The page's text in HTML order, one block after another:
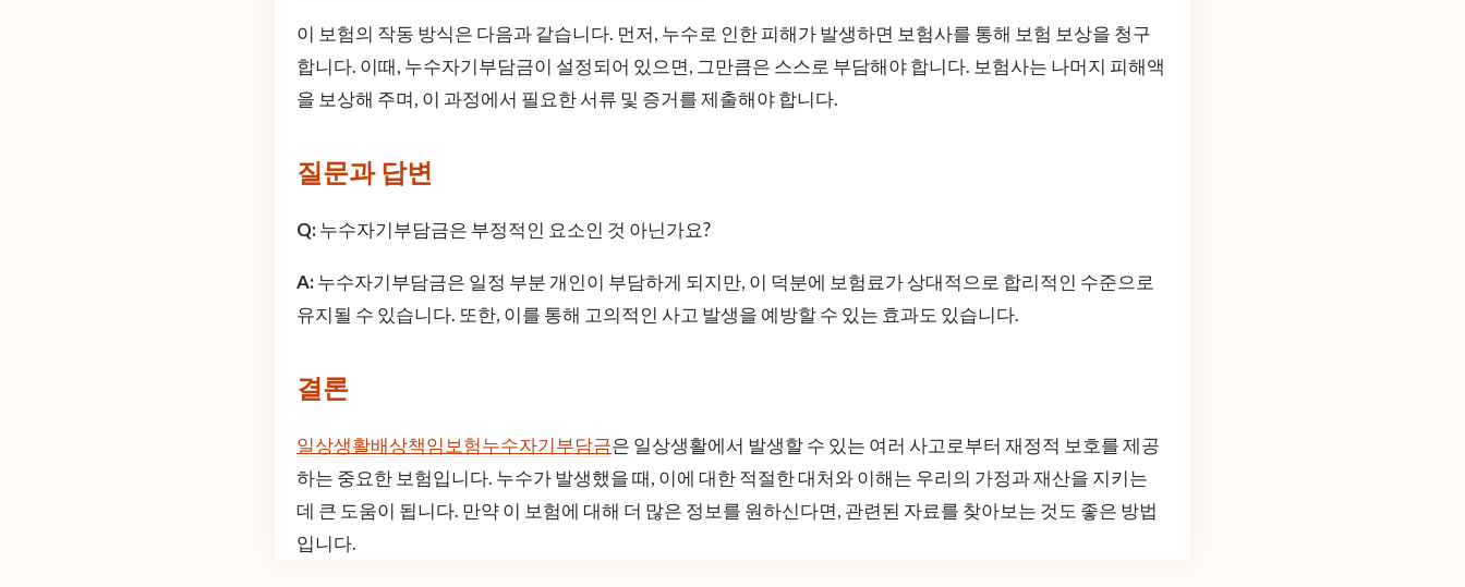
이 보험의 작동 방식은 다음과 같습니다. 먼저, 누수로 인한 피해가 발생하면 보험사를 통해 보험 보상을 청구
합니다. 이때, 누수자기부담금이 설정되어 있으면, 그만큼은 스스로 부담해야 합니다. 보험사는 나머지 피해액
을 보상해 주며, 이 과정에서 필요한 서류 및 증거를 제출해야 합니다.
질문과 답변
Q: 누수자기부담금은 부정적인 요소인 것 아닌가요?
A: 누수자기부담금은 일정 부분 개인이 부담하게 되지만, 이 덕분에 보험료가 상대적으로 합리적인 수준으로
유지될 수 있습니다. 또한, 이를 통해 고의적인 사고 발생을 예방할 수 있는 효과도 있습니다.
결론
일상생활배상책임보험누수자기부담금은 일상생활에서 발생할 수 있는 여러 사고로부터 재정적 보호를 제공
하는 중요한 보험입니다. 누수가 발생했을 때, 이에 대한 적절한 대처와 이해는 우리의 가정과 재산을 지키는
데 큰 도움이 됩니다. 만약 이 보험에 대해 더 많은 정보를 원하신다면, 관련된 자료를 찾아보는 것도 좋은 방법
입니다.